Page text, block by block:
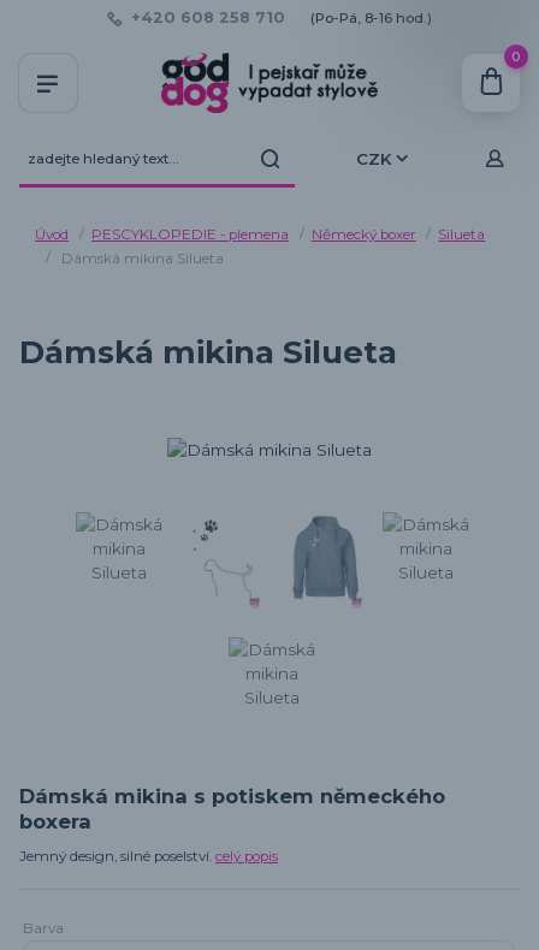
CZK
+420 608 258 710 (Po-Pá, 8-16 hod.)
0
Úvod PESCYKLOPEDIE - plemena Německý boxer
Silueta
Dámská mikina Silueta
Dámská mikina Silueta
Dámská mikina s potiskem německého
boxera
Jemný design, silné poselství. celý popis
Barva